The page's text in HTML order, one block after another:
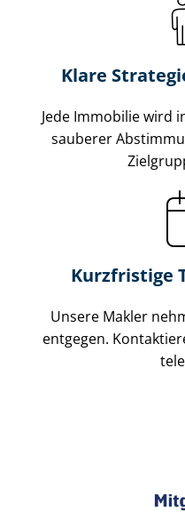
Klare
Jede Immobilie wird
sauberer
Kurzfristige
Unsere Makler
entgegen.